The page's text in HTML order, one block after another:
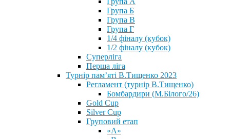
Група Б
Група В
Група Г
1/4 фіналу (кубок)
1/2 фіналу (кубок)
Суперліга
Перша ліга
Турнір пам’яті В.Тищенко 2023
Регламент (турнір В.Тищенко)
Бомбардири (М.Білого/26)
Gold Cup
Silver Cup
Груповий етап
«А»